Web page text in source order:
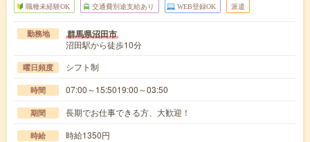
職種未経験OK 交通費別途支給あり WEB登録OK 派遣
勤務地 群馬県沼田市
沼田駅から徒歩10分
曜日頻度 シフト制
時間 07:00～15:5019:00～03:50
期間 長期でお仕事できる方、大歓迎！
時給 時給1350円